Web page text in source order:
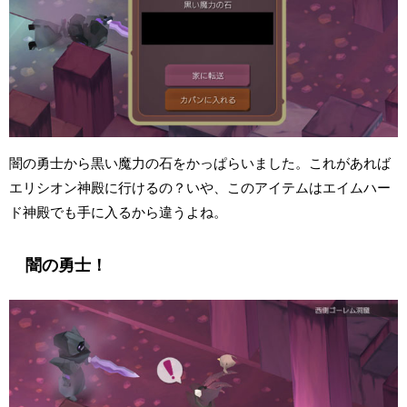
闇の勇士から黒い魔力の石をかっぱらいました。これがあれば
エリシオン神殿に行けるの？いや、このアイテムはエイムハー
ド神殿でも手に入るから違うよね。
闇の勇士！